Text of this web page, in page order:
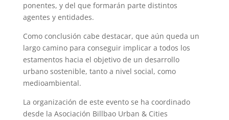
ponentes, y del que formarán parte distintos
agentes y entidades.
Como conclusión cabe destacar, que aún queda un
largo camino para conseguir implicar a todos los
estamentos hacia el objetivo de un desarrollo
urbano sostenible, tanto a nivel social, como
medioambiental.
La organización de este evento se ha coordinado
desde la Asociación Billbao Urban & Cities